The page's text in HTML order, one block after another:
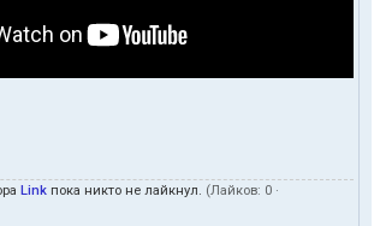
Link пока никто не лайкнул. (Лайков: 0 ·